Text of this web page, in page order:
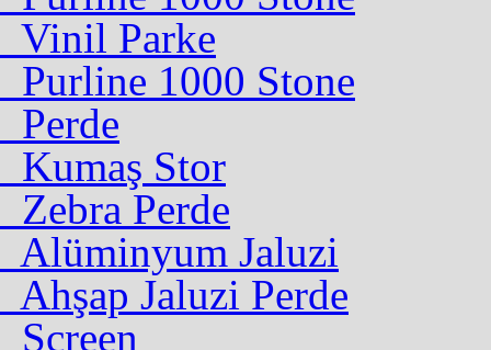
Vinil Parke
Purline 1000 Stone
Perde
Kumaş Stor
Zebra Perde
Alüminyum Jaluzi
Ahşap Jaluzi Perde
Screen